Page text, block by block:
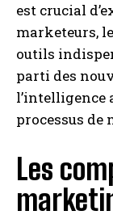
est crucial
marketeurs,
outils
parti des
l’intelligence
processus de
Les